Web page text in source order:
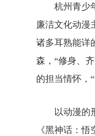
杭州青少年
廉洁文化动漫
诸多耳熟能详
森，“修身、
的担当情怀，
以动漫的形
《黑神话：